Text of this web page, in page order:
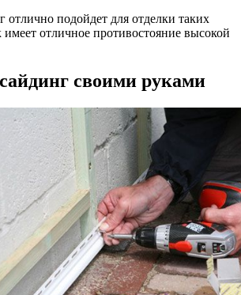
подойдет для отделки таких
отличное противостояние высокой
своими руками